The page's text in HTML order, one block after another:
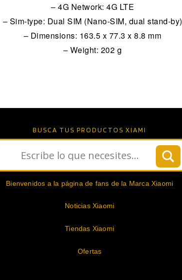
– 4G Network: 4G LTE
– Sim-type: Dual SIM (Nano-SIM, dual stand-by)
– Dimensions: 163.5 x 77.3 x 8.8 mm
– Weight: 202 g
BUSCA TUS PRODUCTOS XIAMI
Bienvenidos a la página de fans de la Marca Xiaomi
Noticias Xiaomi
Tiendas Xiaomi
Ofertas